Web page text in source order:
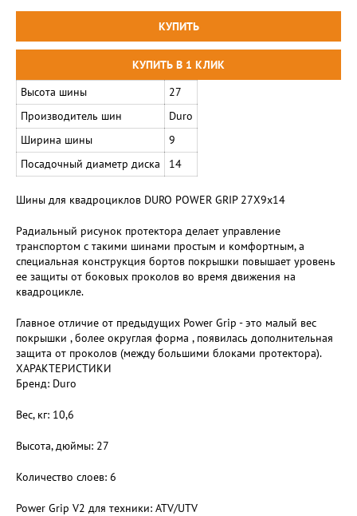
Высота шины
27
Производитель шин
Duro
Ширина шины
9
Посадочный диаметр диска
14
Шины для квадроциклов DURO POWER GRIP 27X9х14
Радиальный рисунок протектора делает управление
транспортом с такими шинами простым и комфортным, а
специальная конструкция бортов покрышки повышает уровень
ее защиты от боковых проколов во время движения на
квадроцикле.
Главное отличие от предыдущих Power Grip - это малый вес
покрышки , более округлая форма , появилась дополнительная
защита от проколов (между большими блоками протектора).
ХАРАКТЕРИСТИКИ
Бренд: Duro
Вес, кг: 10,6
Высота, дюймы: 27
Количество слоев: 6
Power Grip V2 для техники: ATV/UTV